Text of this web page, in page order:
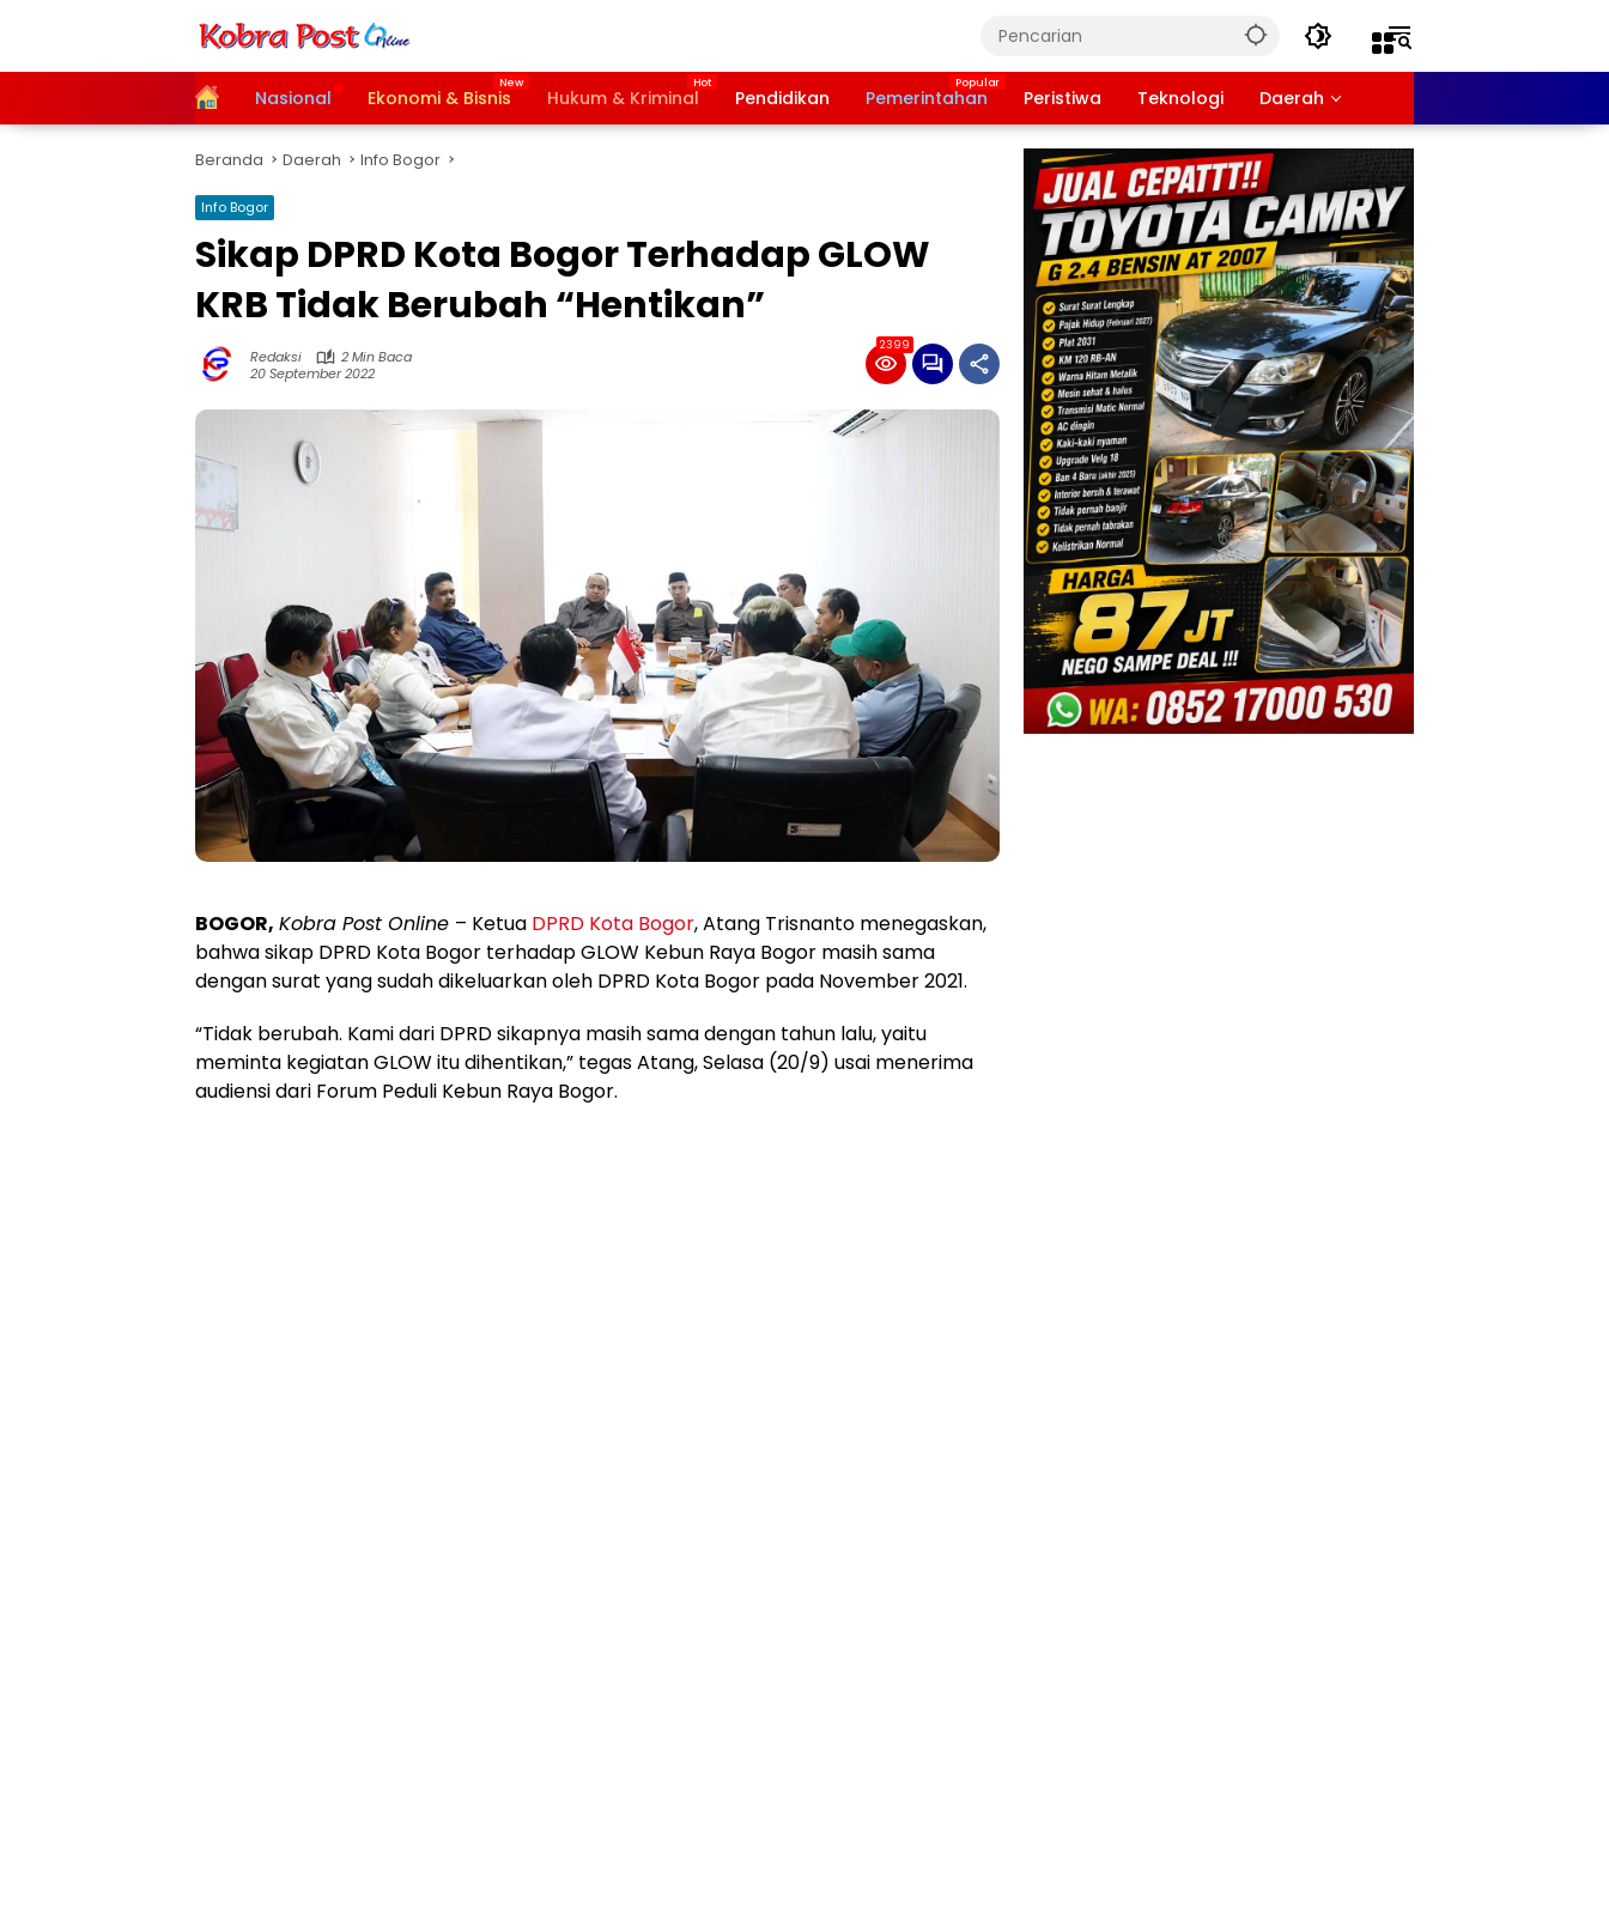
HomeNasional Ekonomi & Bisnis Hukum & Kriminal Pendidikan Pemerintahan Peristiwa Teknologi Daerah
Beranda Daerah Info Bogor
Info Bogor
Sikap DPRD Kota Bogor Terhadap GLOW
KRB Tidak Berubah “Hentikan”
Redaksi
2 Min Baca
20 September 2022
2399
BOGOR, Kobra Post Online – Ketua DPRD Kota Bogor, Atang Trisnanto menegaskan,
bahwa sikap DPRD Kota Bogor terhadap GLOW Kebun Raya Bogor masih sama
dengan surat yang sudah dikeluarkan oleh DPRD Kota Bogor pada November 2021.
“Tidak berubah. Kami dari DPRD sikapnya masih sama dengan tahun lalu, yaitu
meminta kegiatan GLOW itu dihentikan,” tegas Atang, Selasa (20/9) usai menerima
audiensi dari Forum Peduli Kebun Raya Bogor.